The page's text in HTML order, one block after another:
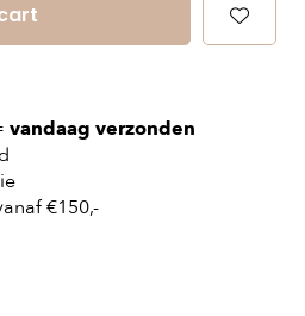
vandaag verzonden
€150,-